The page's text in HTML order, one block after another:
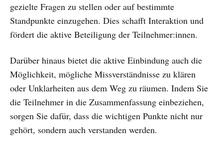
gezielte Fragen zu stellen oder auf bestimmte
Standpunkte einzugehen. Dies schafft Interaktion und
fördert die aktive Beteiligung der Teilnehmer:innen.
Darüber hinaus bietet die aktive Einbindung auch die
Möglichkeit, mögliche Missverständnisse zu klären
oder Unklarheiten aus dem Weg zu räumen. Indem Sie
die Teilnehmer in die Zusammenfassung einbeziehen,
sorgen Sie dafür, dass die wichtigen Punkte nicht nur
gehört, sondern auch verstanden werden.